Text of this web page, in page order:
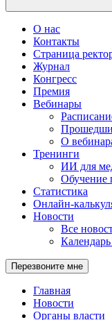
О нас
Контакты
Страница
Журнал
Конгресс
Премия
Вебинары
О
Тренинги
ИИ для
Обучение
Статистика
Онлайн-
Новости
Все
Перезвоните мне
Главная
Новости
Органы власти